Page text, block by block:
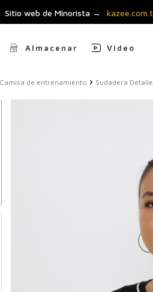
Sitio web de Minorista →
Almacenar Video
Camisa de entrenamiento Sudadera